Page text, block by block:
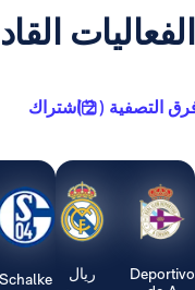
القادمة
) اشتراك
ريال
Schalke
ريال